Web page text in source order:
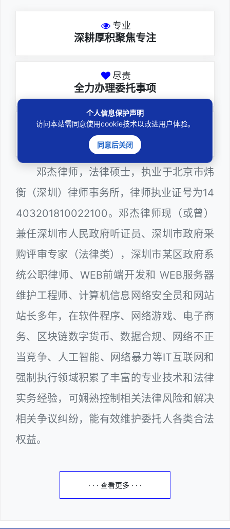
专业
深耕厚积聚焦专注
尽责
全力办理委托事项
务实
扎实维护合法权益
邓杰律师，法律硕士，执业于北京市炜
衡（深圳）律师事务所，律师执业证号为14
403201810022100。邓杰律师现（或曾）
兼任深圳市人民政府听证员、深圳市政府采
购评审专家（法律类），深圳市某区政府系
统公职律师、WEB前端开发和 WEB服务器
维护工程师、计算机信息网络安全员和网站
站长多年，在软件程序、网络游戏、电子商
务、区块链数字货币、数据合规、网络不正
当竞争、人工智能、网络暴力等IT互联网和
强制执行领域积累了丰富的专业技术和法律
实务经验，可娴熟控制相关法律风险和解决
相关争议纠纷，能有效维护委托人各类合法
权益。
· · · 查看更多 · · ·
个人信息保护声明
访问本站需同意使用cookie技术以改进用户体验。
同意后关闭